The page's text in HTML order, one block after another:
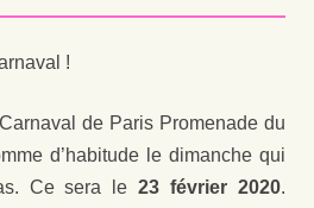
!
de Paris Promenade du
d’habitude le dimanche qui
Ce sera le23 février 2020.